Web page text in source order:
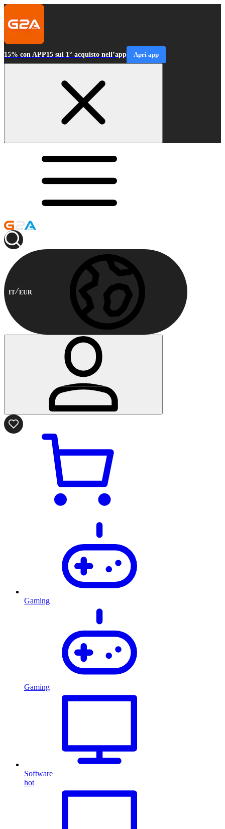
15% con APP15 sul 1° acquisto nell’app Apri app
IT EUR
Gaming
Gaming
Software
hot